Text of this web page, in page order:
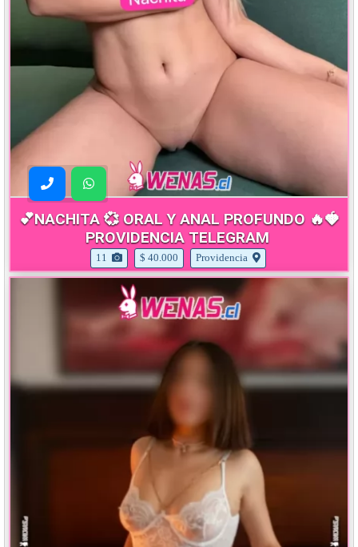
💕NACHITA 💞 ORAL Y ANAL PROFUNDO 🔥🍓
PROVIDENCIA TELEGRAM
11 $ 40.000 Providencia